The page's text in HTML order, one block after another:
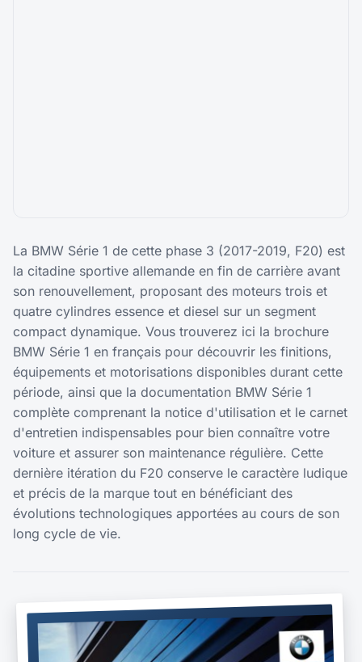
La BMW Série 1 de cette phase 3 (2017-2019, F20) est
la citadine sportive allemande en fin de carrière avant
son renouvellement, proposant des moteurs trois et
quatre cylindres essence et diesel sur un segment
compact dynamique. Vous trouverez ici la brochure
BMW Série 1 en français pour découvrir les finitions,
équipements et motorisations disponibles durant cette
période, ainsi que la documentation BMW Série 1
complète comprenant la notice d'utilisation et le carnet
d'entretien indispensables pour bien connaître votre
voiture et assurer son maintenance régulière. Cette
dernière itération du F20 conserve le caractère ludique
et précis de la marque tout en bénéficiant des
évolutions technologiques apportées au cours de son
long cycle de vie.
BROCHURE 2017